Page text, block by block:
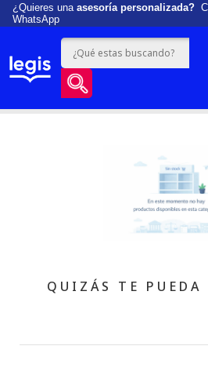
¿Quieres una asesoría personalizada?
WhatsApp
QUIZÁS TE PUEDA